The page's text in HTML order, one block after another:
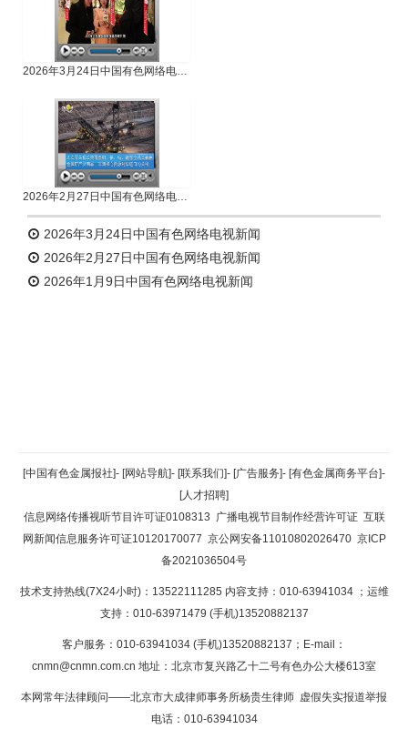
2026年3月24日中国有色网络电视新闻
2026年2月27日中国有色网络电视新闻
2026年3月24日中国有色网络电视新闻
2026年2月27日中国有色网络电视新闻
2026年1月9日中国有色网络电视新闻
返回顶部
返回首页
[中国有色金属报社]- [网站导航]- [联系我们]- [广告服务]- [有色金属商务平台]-
[人才招聘]
信息网络传播视听节目许可证0108313 广播电视节目制作经营许可证 互联
网新闻信息服务许可证10120170077 京公网安备11010802026470 京ICP
备2021036504号
技术支持热线(7X24小时)：13522111285 内容支持：010-63941034 ；运维
支持：010-63971479 (手机)13520882137
客户服务：010-63941034 (手机)13520882137；E-mail：
cnmn@cnmn.com.cn 地址：北京市复兴路乙十二号有色办公大楼613室
本网常年法律顾问——北京市大成律师事务所杨贵生律师 虚假失实报道举报
电话：010-63941034